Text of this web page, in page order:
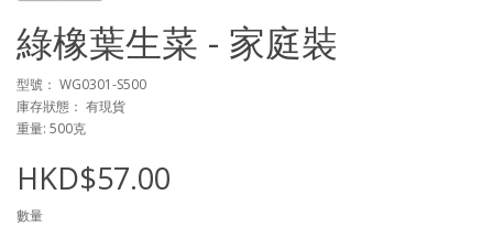
綠橡葉生菜 - 家庭裝
型號： WG0301-S500
庫存狀態： 有現貨
重量: 500克
HKD$57.00
數量